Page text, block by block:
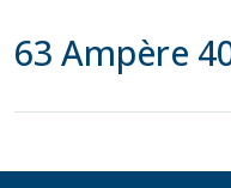
63 Ampère